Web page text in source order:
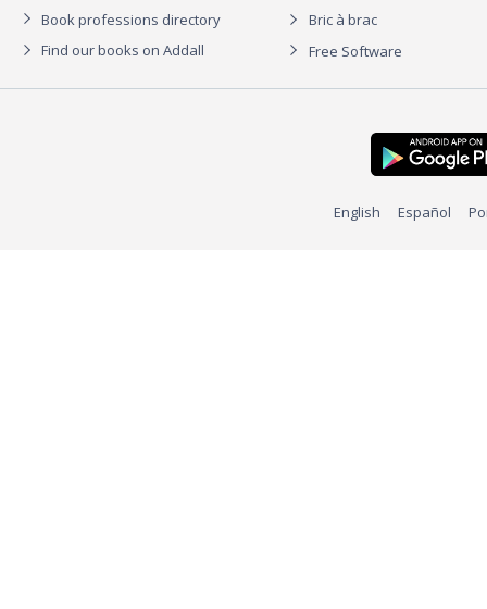
Book professions directory
Find our books on Addall
Bric à brac
Free Software
English Español